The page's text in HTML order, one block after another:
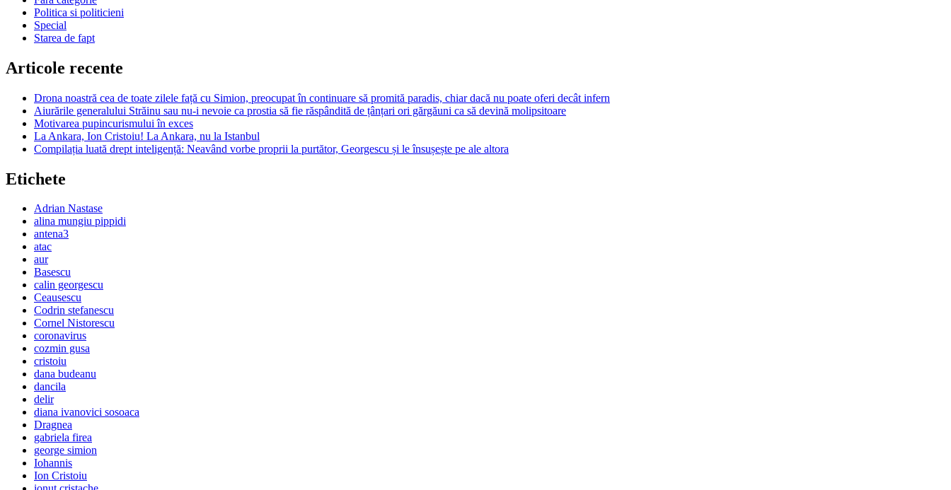
Politica si politicieni
Special
Starea de fapt
Articole recente
Drona noastră cea de toate zilele față cu Simion, preocupat în continuare să promită paradis, chiar dacă nu poate oferi decât infern
Aiurările generalului Străinu sau nu-i nevoie ca prostia să fie răspândită de țânțari ori gărgăuni ca să devină molipsitoare
Motivarea pupincurismului în exces
La Ankara, Ion Cristoiu! La Ankara, nu la Istanbul
Compilația luată drept inteligență: Neavând vorbe proprii la purtător, Georgescu și le însușește pe ale altora
Etichete
Adrian Nastase
alina mungiu pippidi
antena3
atac
aur
Basescu
calin georgescu
Ceausescu
Codrin stefanescu
Cornel Nistorescu
coronavirus
cozmin gusa
cristoiu
dana budeanu
dancila
delir
diana ivanovici sosoaca
Dragnea
gabriela firea
george simion
Iohannis
Ion Cristoiu